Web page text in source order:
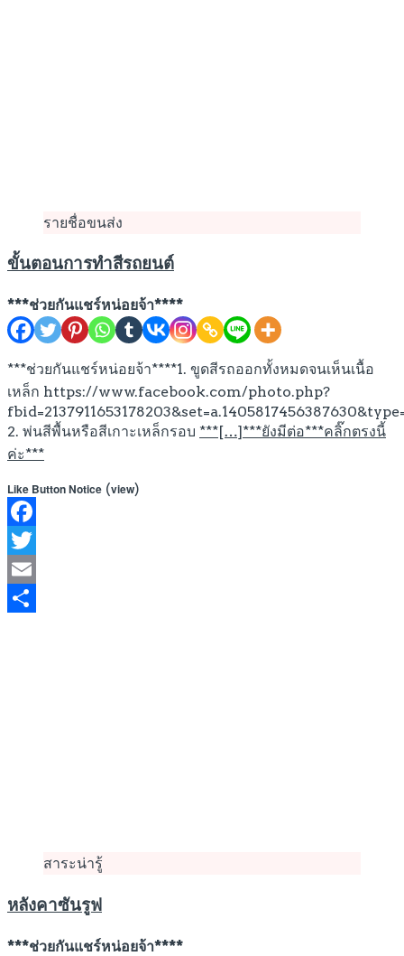
รายชื่อขนส่ง
ขั้นตอนการทำสีรถยนต์
***ช่วยกันแชร์หน่อยจ้า****
***ช่วยกันแชร์หน่อยจ้า****1. ขูดสีรถออกทั้งหมดจนเห็นเนื้อ
เหล็ก https://www.facebook.com/photo.php?
2. พ่นสีพื้นหรือสีเกาะเหล็กรอบ ***[…]***ยังมีต่อ***คลิ๊กตรงนี้
ค่ะ***
Like Button Notice (view)
Facebook
Twitter
Email
สาระน่ารู้
หลังคาซันรูฟ
***ช่วยกันแชร์หน่อยจ้า****